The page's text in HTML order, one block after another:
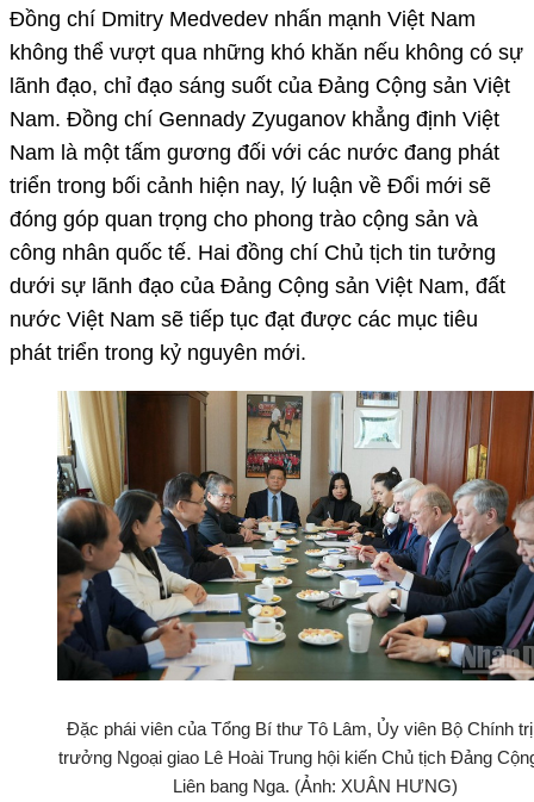
Đồng chí Dmitry Medvedev nhấn mạnh Việt Nam
không thể vượt qua những khó khăn nếu không có sự
lãnh đạo, chỉ đạo sáng suốt của Đảng Cộng sản Việt
Nam. Đồng chí Gennady Zyuganov khẳng định Việt
Nam là một tấm gương đối với các nước đang phát
triển trong bối cảnh hiện nay, lý luận về Đổi mới sẽ
đóng góp quan trọng cho phong trào cộng sản và
công nhân quốc tế. Hai đồng chí Chủ tịch tin tưởng
dưới sự lãnh đạo của Đảng Cộng sản Việt Nam, đất
nước Việt Nam sẽ tiếp tục đạt được các mục tiêu
phát triển trong kỷ nguyên mới.
Đặc phái viên của Tổng Bí thư Tô Lâm, Ủy viên Bộ Chính
trưởng Ngoại giao Lê Hoài Trung hội kiến Chủ tịch Đảng
Liên bang Nga. (Ảnh: XUÂN HƯNG)